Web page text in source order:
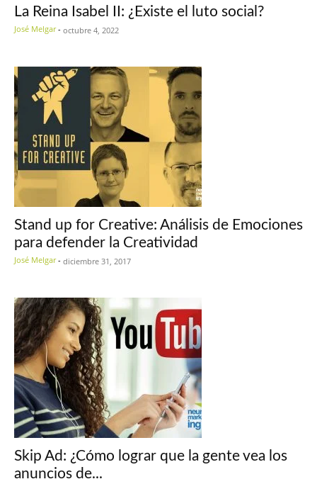
La Reina Isabel II: ¿Existe el luto social?
José Melgar - octubre 4, 2022
Stand up for Creative: Análisis de Emociones
para defender la Creatividad
José Melgar - diciembre 31, 2017
Skip Ad: ¿Cómo lograr que la gente vea los
anuncios de...